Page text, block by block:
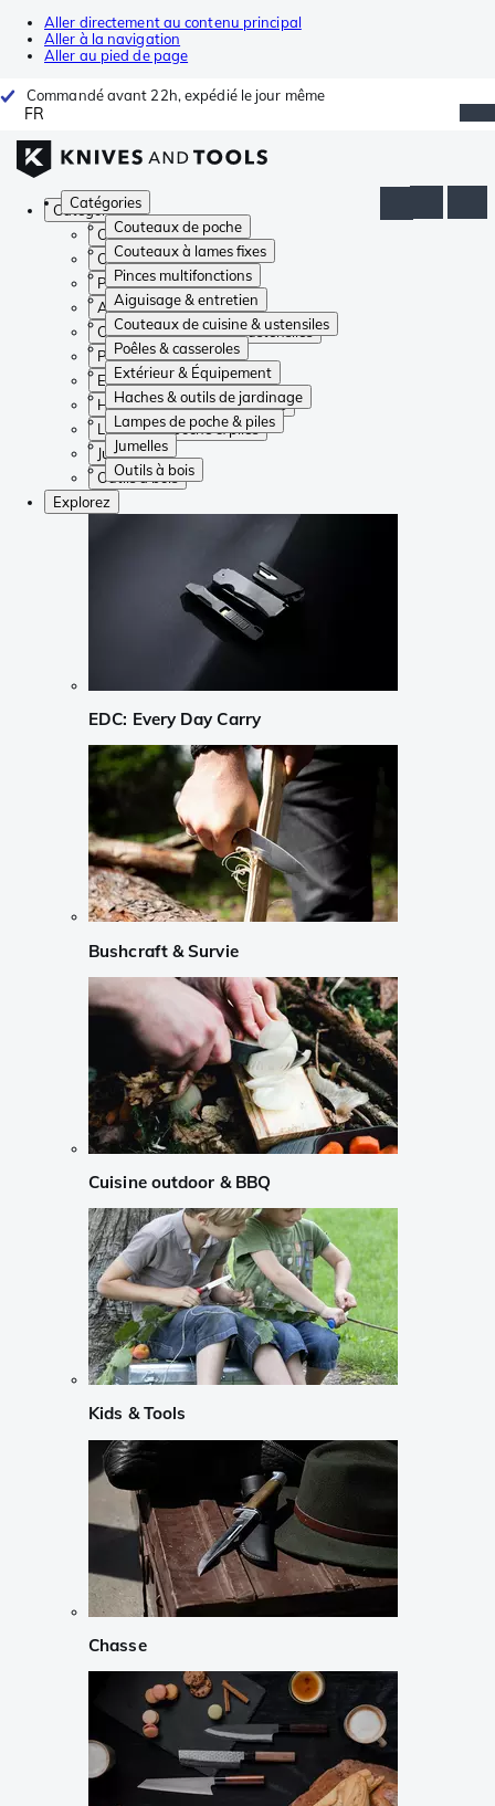
Aller directement au contenu principal
Aller à la navigation
Aller au pied de page
Commandé avant 22h, expédié le jour même
FR
Catégories
Couteaux de poche
Couteaux à lames fixes
Pinces multifonctions
Aiguisage & entretien
Couteaux de cuisine & ustensiles
Poêles & casseroles
Extérieur & Équipement
Haches & outils de jardinage
Lampes de poche & piles
Jumelles
Outils à bois
Catégories
Couteaux de poche
Couteaux à lames fixes
Pinces multifonctions
Aiguisage & entretien
Couteaux de cuisine & ustensiles
Poêles & casseroles
Extérieur & Équipement
Haches & outils de jardinage
Lampes de poche & piles
Jumelles
Outils à bois
Explorez
EDC: Every Day Carry
Bushcraft & Survie
Cuisine outdoor & BBQ
Kids & Tools
Chasse